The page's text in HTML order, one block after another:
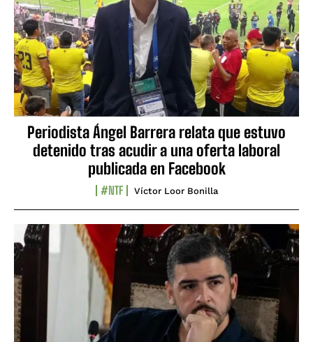
Periodista Ángel Barrera relata que estuvo
detenido tras acudir a una oferta laboral
publicada en Facebook
#NTF Víctor Loor Bonilla